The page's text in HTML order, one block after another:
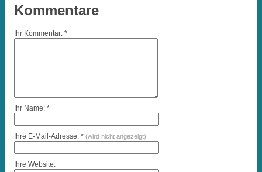
Kommentare
Ihr Kommentar: *
Ihr Name: *
Ihre E-Mail-Adresse: * (wird nicht angezeigt)
Ihre Website: